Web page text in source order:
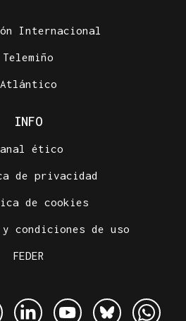
Internacional
Telemiño
Atlántico
INFO
ético
de privacidad
de cookies
condiciones de uso
FEDER